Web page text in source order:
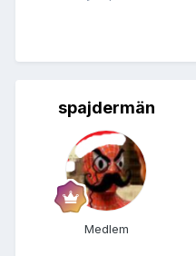
spajdermän
Medlem